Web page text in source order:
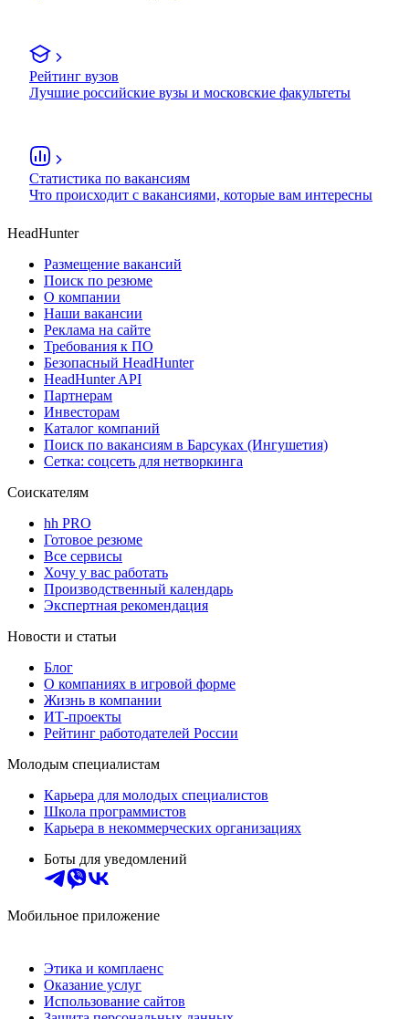
Рейтинг вузов
Лучшие российские вузы и московские факультеты
Статистика по вакансиям
Что происходит с вакансиями, которые вам интересны
HeadHunter
Размещение вакансий
Поиск по резюме
О компании
Наши вакансии
Реклама на сайте
Требования к ПО
Безопасный HeadHunter
HeadHunter API
Партнерам
Инвесторам
Каталог компаний
Поиск по вакансиям в Барсуках (Ингушетия)
Сетка: соцсеть для нетворкинга
Соискателям
hh PRO
Готовое резюме
Все сервисы
Хочу у вас работать
Производственный календарь
Экспертная рекомендация
Новости и статьи
Блог
О компаниях в игровой форме
Жизнь в компании
ИТ-проекты
Рейтинг работодателей России
Молодым специалистам
Карьера для молодых специалистов
Школа программистов
Карьера в некоммерческих организациях
Боты для уведомлений
Мобильное приложение
Этика и комплаенс
Оказание услуг
Использование сайтов